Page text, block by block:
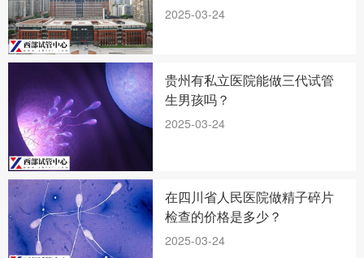
2025-03-24
贵州有私立医院能做三代试管
生男孩吗？
2025-03-24
在四川省人民医院做精子碎片
检查的价格是多少？
2025-03-24